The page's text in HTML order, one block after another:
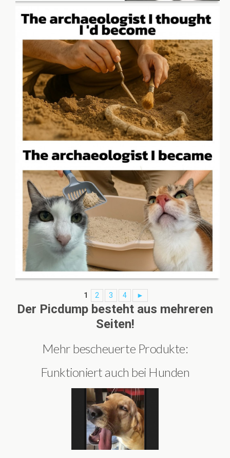
1 2 3 4 ►
Der Picdump besteht aus mehreren
Seiten!
Mehr bescheuerte Produkte:
Funktioniert auch bei Hunden